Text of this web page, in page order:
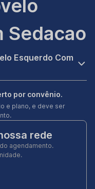
Sedacao
Esquerdo Com
por convênio.
e plano, e deve ser
rede
agendamento.